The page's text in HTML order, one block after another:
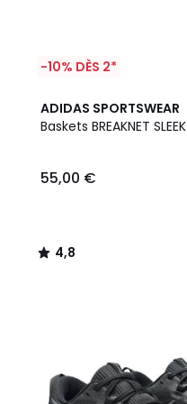
-10% DÈS 2*
ADIDAS SPORTSWEAR
Baskets BREAKNET SLEEK
55,00 €
4,8
/ 5
4,8
/